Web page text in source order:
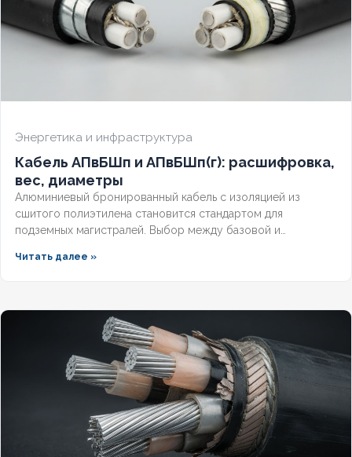
Энергетика и инфраструктура
Кабель АПвБШп и АПвБШп(г): расшифровка,
вес, диаметры
Алюминиевый бронированный кабель с изоляцией из
сшитого полиэтилена становится стандартом для
подземных магистралей. Выбор между базовой и
вод и требований к надёжности. Разберём конструктивные
Читать далее »